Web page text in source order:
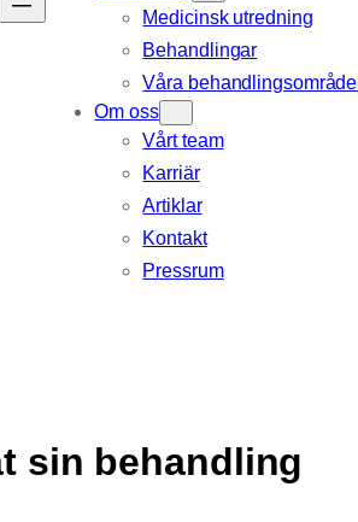
Medicinsk utredning
Behandlingar
Våra
Om oss
Vårt team
Karriär
Artiklar
Kontakt
Pressrum
sin behandling